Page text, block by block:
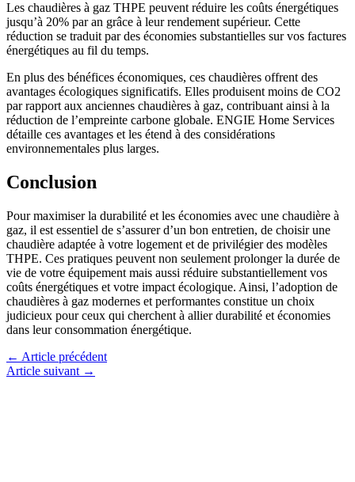
Les chaudières à gaz THPE peuvent réduire les coûts énergétiques
jusqu’à 20% par an grâce à leur rendement supérieur. Cette
réduction se traduit par des économies substantielles sur vos factures
énergétiques au fil du temps.
En plus des bénéfices économiques, ces chaudières offrent des
avantages écologiques significatifs. Elles produisent moins de CO2
par rapport aux anciennes chaudières à gaz, contribuant ainsi à la
réduction de l’empreinte carbone globale. ENGIE Home Services
détaille ces avantages et les étend à des considérations
environnementales plus larges.
Conclusion
Pour maximiser la durabilité et les économies avec une chaudière à
gaz, il est essentiel de s’assurer d’un bon entretien, de choisir une
chaudière adaptée à votre logement et de privilégier des modèles
THPE. Ces pratiques peuvent non seulement prolonger la durée de
vie de votre équipement mais aussi réduire substantiellement vos
coûts énergétiques et votre impact écologique. Ainsi, l’adoption de
chaudières à gaz modernes et performantes constitue un choix
judicieux pour ceux qui cherchent à allier durabilité et économies
dans leur consommation énergétique.
← Article précédent
Article suivant →